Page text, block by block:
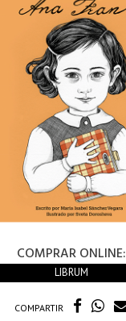
COMPRAR ONLINE:
LIBRUM
COMPARTIR